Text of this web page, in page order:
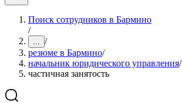
Поиск сотрудников в Бармино
/
... /
резюме в Бармино/
начальник юридического управления/
частичная занятость